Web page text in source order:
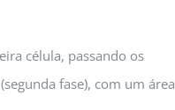
célula, passando os
fase), com um área